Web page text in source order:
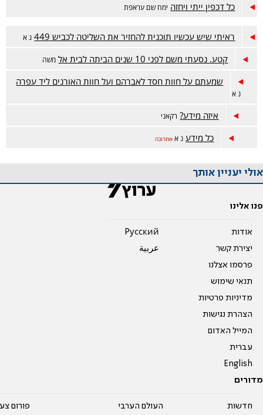
כל דכפין ייתי ויחזה ימח שם עראפת
ראיתי שיש עכשיו תוכנית להחזיר את השליטה לכביש 449 נ א
קטע. נסעתי משם לפני 10 שנים הביתה לבית אל משה
שמעתם על חוות חסד לאברהם ועל חוות האורנים ליד עפרה
נ א
איזה מידע? רקאני
כל מידע נ א אחרונה
אולי יעניין אותך
פנו אלינו
אודות
יצירת קשר
פרסמו אצלנו
תנאי שימוש
מדיניות פרטיות
הצהרת נגישות
המייל האדום
עברית
English
Pусский
عربية
מדורים
חדשות
העולם הערבי
פורום